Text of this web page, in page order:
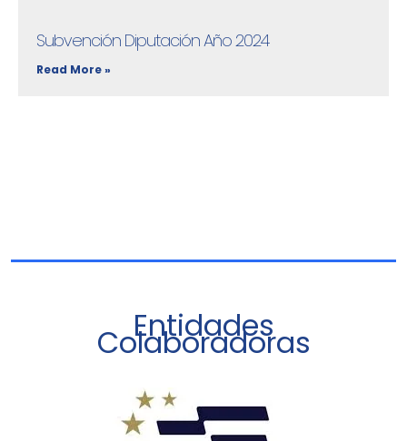
Subvención Diputación Año 2024
Read More »
Entidades
Colaboradoras